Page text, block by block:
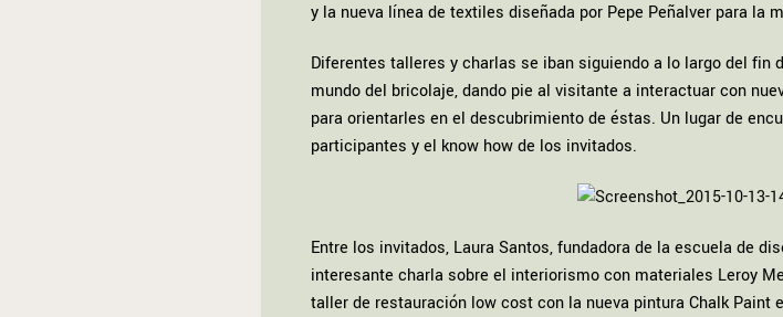
y la nueva línea de textiles diseñada por Pepe Peñalver para la
Diferentes talleres y charlas se iban siguiendo a lo largo del fin
mundo del bricolaje, dando pie al visitante a interactuar con
para orientarles en el descubrimiento de éstas. Un lugar de
participantes y el know how de los invitados.
Entre los invitados, Laura Santos, fundadora de la escuela de
interesante charla sobre el interiorismo con materiales Leroy
taller de restauración low cost con la nueva pintura Chalk